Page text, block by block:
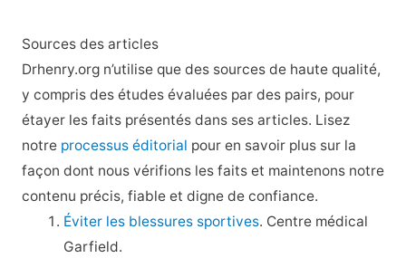
Sources des articles
Drhenry.org n’utilise que des sources de haute qualité,
y compris des études évaluées par des pairs, pour
étayer les faits présentés dans ses articles. Lisez
notre processus éditorial pour en savoir plus sur la
façon dont nous vérifions les faits et maintenons notre
contenu précis, fiable et digne de confiance.
Éviter les blessures sportives. Centre médical
Garfield.